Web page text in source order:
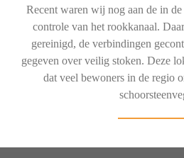
Recent waren wij nog aan de in
controle van het rookkanaal.
gereinigd, de verbindingen
gegeven over veilig stoken. Deze
dat veel bewoners in de regio